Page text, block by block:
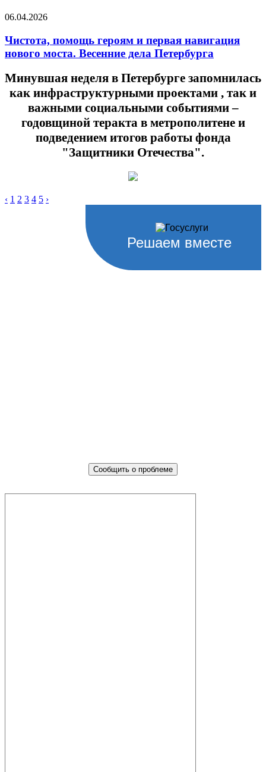
06.04.2026
Чистота, помощь героям и первая навигация
нового моста. Весенние дела Петербурга
Минувшая неделя в Петербурге запомнилась
как инфраструктурными проектами , так и
важными социальными событиями –
годовщиной теракта в метрополитене и
подведением итогов работы фонда
"Защитники Отечества".
‹ 1 2 3 4 5 ›
Решаем вместе
Сообщить о проблеме